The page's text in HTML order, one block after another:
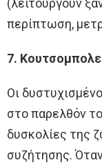
(λειτουργούν
περίπτωση,
7.
Οι
στο παρελθόν
δυσκολίες της
συζήτησης.